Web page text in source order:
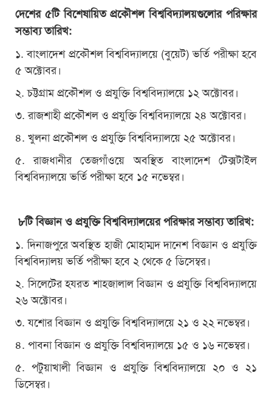
দেশের ৫টি বিশেষায়িত প্রকৌশল বিশ্ববিদ্যালয়গুলোর পরিক্ষার
সম্ভাব্য তারিখ:
১. বাংলাদেশ প্রকৌশল বিশ্ববিদ্যালয়ে (বুয়েট) ভর্তি পরীক্ষা হবে
৫ অক্টোবর।
২. চট্টগ্রাম প্রকৌশল ও প্রযুক্তি বিশ্ববিদ্যালয়ে ১২ অক্টোবর।
৩. রাজশাহী প্রকৌশল ও প্রযুক্তি বিশ্ববিদ্যালয়ে ২৪ অক্টোবর।
৪. খুলনা প্রকৌশল ও প্রযুক্তি বিশ্ববিদ্যালয়ে ২৫ অক্টোবর।
৫. রাজধানীর তেজগাঁওয়ে অবস্থিত বাংলাদেশ টেক্সটাইল
বিশ্ববিদ্যালয়ে ভর্তি পরীক্ষা হবে ১৫ নভেম্বর।
৮টি বিজ্ঞান ও প্রযুক্তি বিশ্ববিদ্যালয়ের পরিক্ষার সম্ভাব্য তারিখ:
১. দিনাজপুরে অবস্থিত হাজী মোহাম্মদ দানেশ বিজ্ঞান ও প্রযুক্তি
বিশ্ববিদ্যালয় ভর্তি পরীক্ষা হবে ২ থেকে ৫ ডিসেম্বর।
২. সিলেটের হযরত শাহজালাল বিজ্ঞান ও প্রযুক্তি বিশ্ববিদ্যালয়ে
২৬ অক্টোবর।
৩. যশোর বিজ্ঞান ও প্রযুক্তি বিশ্ববিদ্যালয়ে ২১ ও ২২ নভেম্বর।
৪. পাবনা বিজ্ঞান ও প্রযুক্তি বিশ্ববিদ্যালয়ে ১৫ ও ১৬ নভেম্বর।
৫. পটুয়াখালী বিজ্ঞান ও প্রযুক্তি বিশ্ববিদ্যালয়ে ২০ ও ২১
ডিসেম্বর।